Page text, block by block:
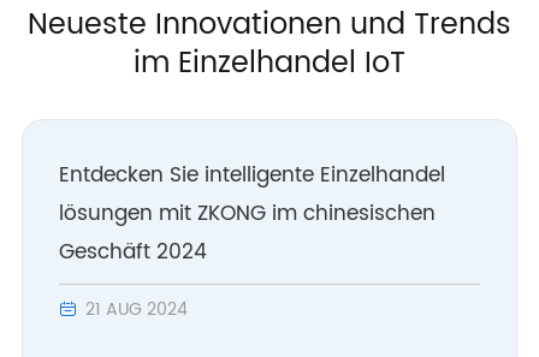
Neueste Innovationen und Trends
im Einzelhandel IoT
Entdecken Sie intelligente Einzelhandel
lösungen mit ZKONG im chinesischen
Geschäft 2024
 21 AUG 2024